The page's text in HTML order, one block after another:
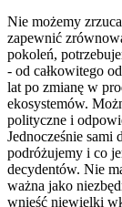
Nie możemy
zapewnić
pokoleń,
- od całkowitego
lat po zmianę w
ekosystemów.
polityczne i
Jednocześnie
podróżujemy i co
decydentów. Nie
ważna jako
wnieść niewielki